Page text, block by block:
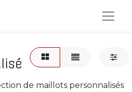
de maillots personnalisés